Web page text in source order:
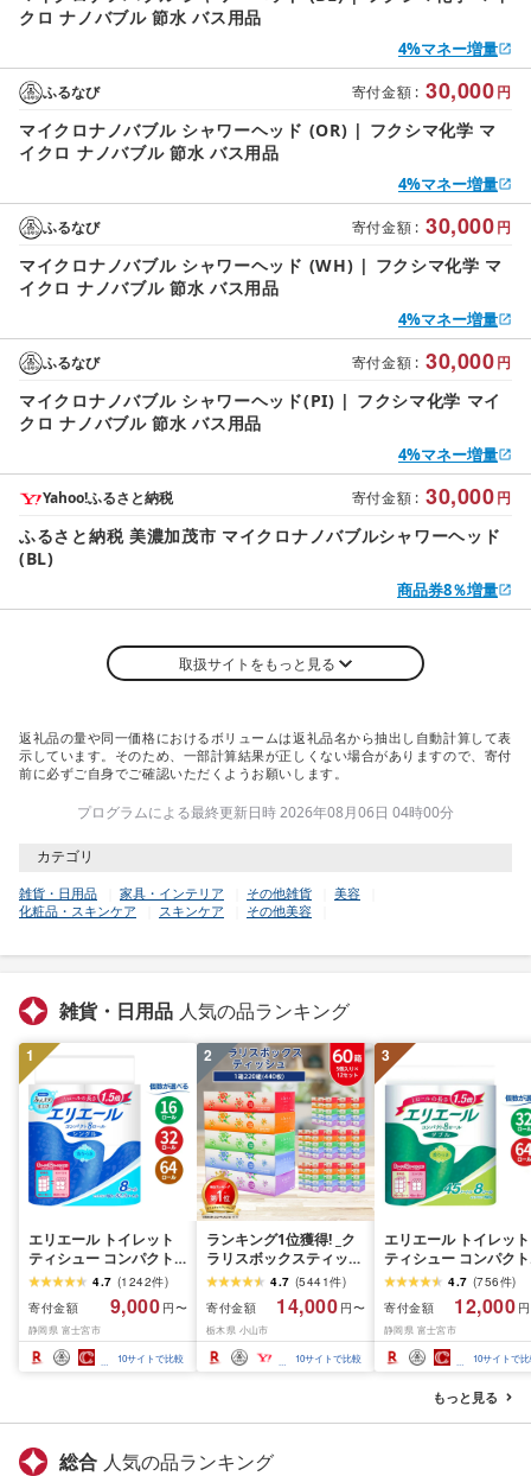
クロ ナノバブル 節水 バス用品
4%マネー増量
寄付金額 : 30,000円
ふるなび
マイクロナノバブル シャワーヘッド (OR) | フクシマ化学 マ
イクロ ナノバブル 節水 バス用品
4%マネー増量
寄付金額 : 30,000円
ふるなび
マイクロナノバブル シャワーヘッド (WH) | フクシマ化学 マ
イクロ ナノバブル 節水 バス用品
4%マネー増量
寄付金額 : 30,000円
ふるなび
マイクロナノバブル シャワーヘッド(PI) | フクシマ化学 マイ
クロ ナノバブル 節水 バス用品
4%マネー増量
寄付金額 : 30,000円
Yahoo!ふるさと納税
ふるさと納税 美濃加茂市 マイクロナノバブルシャワーヘッド
(BL)
商品券8％増量
取扱サイトをもっと見る
返礼品の量や同一価格におけるボリュームは返礼品名から抽出し自動計算して表
示しています。そのため、一部計算結果が正しくない場合がありますので、寄付
前に必ずご自身でご確認いただくようお願いします。
プログラムによる最終更新日時 2026年08月06日 04時00分
カテゴリ
雑貨・日用品 家具・インテリア その他雑貨
美容
化粧品・スキンケア
スキンケア その他美容
雑貨・日用品 人気の品ランキング
1
エリエール トイレット
ティシュー コンパクト
シングル [個数が選べ
る:16・32・64 ロール]
1.5倍巻 82.5m トイレッ
トペーパー シングル パ
ルプ100% 香りつき 日用
品 消耗品 備蓄 ふるさと
4.7 (1242件)
寄付金額
9,000 円〜
静岡県 富士宮市
10サイトで比較
2
ランキング1位獲得! _ク
ラリスボックスティッシ
ュ60箱(1箱220組(440
枚))(5個入り×12セット)_
ティッシュ ティッシュ
ペーパー 日用品 常備品
生活用品 まとめ買い [配
送不可地域:離島・沖縄
4.7 (5441件)
寄付金額
14,000 円〜
栃木県 小山市
10サイトで比較
3
エリエール トイレット
ティシュー コンパクト
ダブル [選べるロール
数:32・64 ロール] 1.5
巻 45m トイレットペ
パー ダブル パルプ
香りつき 日用品 消耗
備蓄 ふるさと納税 ふ
さと 送料無料 静岡県
4.7 (756件)
寄付金額
12,000
静岡県 富士宮市
10サイトで
もっと見る
総合 人気の品ランキング